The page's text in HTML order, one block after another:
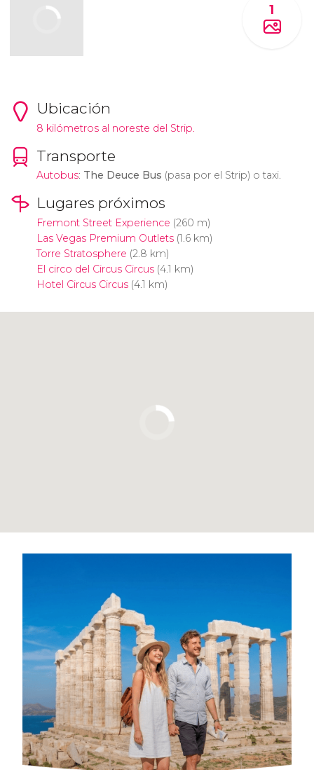
1
Ubicación
8 kilómetros al noreste del Strip.
Transporte
Autobus: The Deuce Bus (pasa por el Strip) o taxi.
Lugares próximos
Fremont Street Experience (260 m)
Las Vegas Premium Outlets(1.6 km)
Torre Stratosphere (2.8 km)
El circo del Circus Circus(4.1 km)
Hotel Circus Circus(4.1 km)